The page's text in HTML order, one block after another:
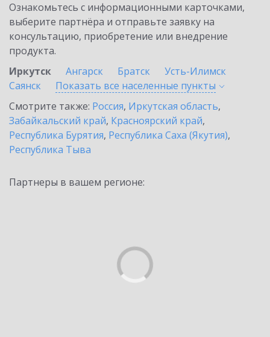
Ознакомьтесь с информационными карточками,
выберите партнёра и отправьте заявку на
консультацию, приобретение или внедрение
продукта.
Иркутск
Ангарск Братск
Усть-Илимск
Саянск
Показать все населенные пункты
Смотрите также: Россия, Иркутская область,
Забайкальский край, Красноярский край,
Республика Бурятия, Республика Саха (Якутия),
Республика Тыва
Партнеры в вашем регионе: